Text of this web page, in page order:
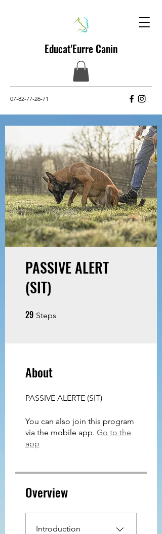
Educat'Eurre Canin
07-82-77-26-71
PASSIVE ALERT
(SIT)
29 Steps
About
PASSIVE ALERTE (SIT)
You can also join this program
via the mobile app. Go to the
app
Overview
Introduction